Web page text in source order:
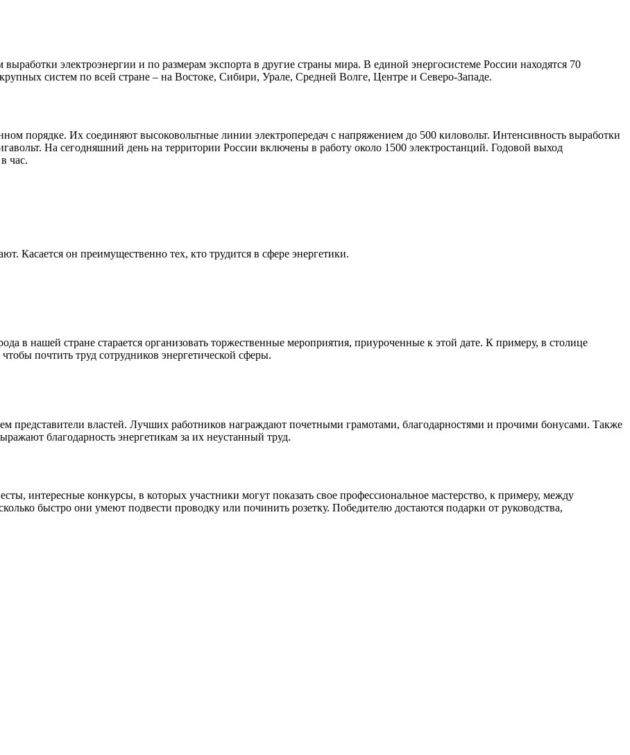
электроэнергии и по размерам экспорта в другие страны мира. В единой энергосистеме России находятся 70
систем по всей стране – на Востоке, Сибири, Урале, Средней Волге, Центре и Северо-Западе.
порядке. Их соединяют высоковольтные линии электропередач с напряжением до 500 киловольт. Интенсивность выработки
На сегодняшний день на территории России включены в работу около 1500 электростанций. Годовой выход
час.
Касается он преимущественно тех, кто трудится в сфере энергетики.
в нашей стране старается организовать торжественные мероприятия, приуроченные к этой дате. К примеру, в столице
почтить труд сотрудников энергетической сферы.
представители властей. Лучших работников награждают почетными грамотами, благодарностями и прочими бонусами. Также
благодарность энергетикам за их неустанный труд.
интересные конкурсы, в которых участники могут показать свое профессиональное мастерство, к примеру, между
быстро они умеют подвести проводку или починить розетку. Победителю достаются подарки от руководства,